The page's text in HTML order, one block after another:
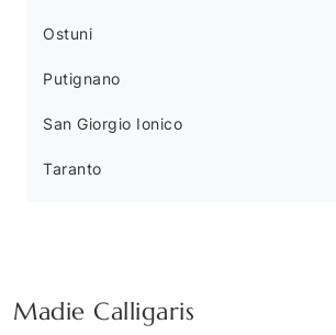
Ostuni
Putignano
San Giorgio Ionico
Taranto
Madie Calligaris